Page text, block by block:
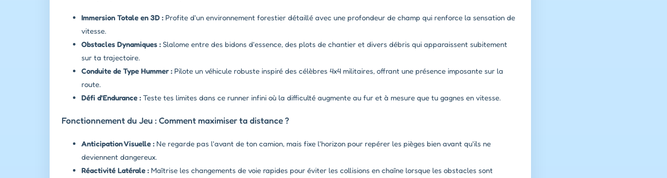
Immersion Totale en 3D : Profite d'un environnement forestier détaillé avec une profondeur de champ qui renforce la sensation de
vitesse.
Obstacles Dynamiques : Slalome entre des bidons d'essence, des plots de chantier et divers débris qui apparaissent subitement
sur ta trajectoire.
Conduite de Type Hummer : Pilote un véhicule robuste inspiré des célèbres 4x4 militaires, offrant une présence imposante sur la
route.
Défi d'Endurance : Teste tes limites dans ce runner infini où la difficulté augmente au fur et à mesure que tu gagnes en vitesse.
Fonctionnement du Jeu : Comment maximiser ta distance ?
Anticipation Visuelle : Ne regarde pas l'avant de ton camion, mais fixe l'horizon pour repérer les pièges bien avant qu'ils ne
deviennent dangereux.
Réactivité Latérale : Maîtrise les changements de voie rapides pour éviter les collisions en chaîne lorsque les obstacles sont